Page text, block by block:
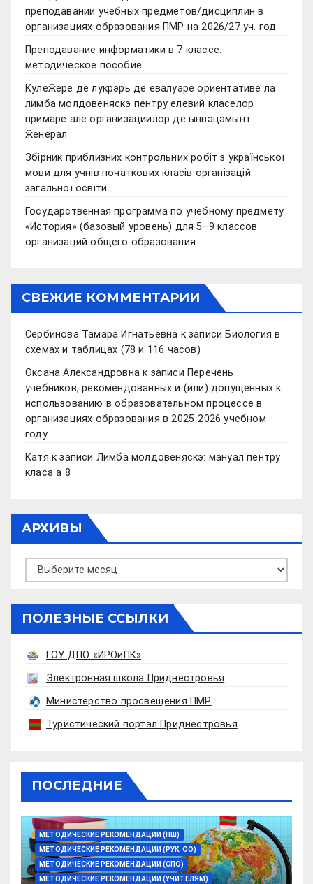
преподавании учебных предметов/дисциплин в
организациях образования ПМР на 2026/27 уч. год
Преподавание информатики в 7 классе:
методическое пособие
Кулеӂере де лукрэрь де евалуаре ориентативе ла
лимба молдовеняскэ пентру елевий класелор
примаре але организациилор де ынвэцэмынт
ӂенерал
Збірник приблизних контрольних робіт з української
мови для учнів початкових класів організацій
загальної освіти
Государственная программа по учебному предмету
«История» (базовый уровень) для 5–9 классов
организаций общего образования
СВЕЖИЕ КОММЕНТАРИИ
Сербинова Тамара Игнатьевна к записи Биология в
схемах и таблицах (78 и 116 часов)
Оксана Александровна к записи Перечень
учебников, рекомендованных и (или) допущенных к
использованию в образовательном процессе в
организациях образования в 2025-2026 учебном
году
Катя к записи Лимба молдовеняскэ: мануал пентру
класа а 8
АРХИВЫ
Архивы
ПОЛЕЗНЫЕ ССЫЛКИ
ГОУ ДПО «ИРОиПК»
Электронная школа Приднестровья
Министерство просвещения ПМР
Туристический портал Приднестровья
ПОСЛЕДНИЕ
МЕТОДИЧЕСКИЕ РЕКОМЕНДАЦИИ (НШ)
МЕТОДИЧЕСКИЕ РЕКОМЕНДАЦИИ (РУК. ОО)
МЕТОДИЧЕСКИЕ РЕКОМЕНДАЦИИ (СПО)
МЕТОДИЧЕСКИЕ РЕКОМЕНДАЦИИ (УЧИТЕЛЯМ)